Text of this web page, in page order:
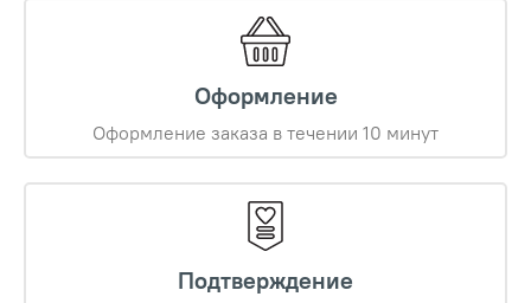
Оформление
Оформление заказа в течении 10 минут
Подтверждение